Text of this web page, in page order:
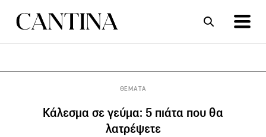
ΘΕΜΑΤΑ
Κάλεσμα σε γεύμα: 5 πιάτα που θα
λατρέψετε